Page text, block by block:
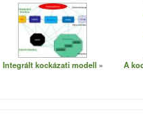
Integrált kockázati modell A